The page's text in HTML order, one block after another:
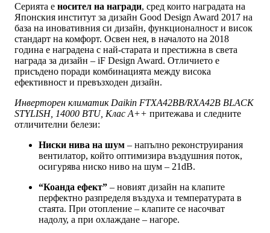
Серията е носител на награди, сред които наградата на
Японския институт за дизайн Good Design Award 2017 на
база на иновативния си дизайн, функционалност и висок
стандарт на комфорт. Освен нея, в началото на 2018
година е наградена с най-старата и престижна в света
награда за дизайн – iF Design Award. Отличието е
присъдено поради комбинацията между висока
ефективност и превъзходен дизайн.
Инверторен климатик Daikin FTXA42BB/RXA42B BLACK
STYLISH, 14000 BTU, Клас A++ притежава и следните
отличителни белези:
Ниски нива на шум – напълно реконструирания
вентилатор, който оптимизира въздушния поток,
осигурява ниско ниво на шум – 21dB.
“Коанда ефект” – новият дизайн на клапите
перфектно разпределя въздуха и температурата в
стаята. При отопление – клапите се насочват
надолу, а при охлаждане – нагоре.